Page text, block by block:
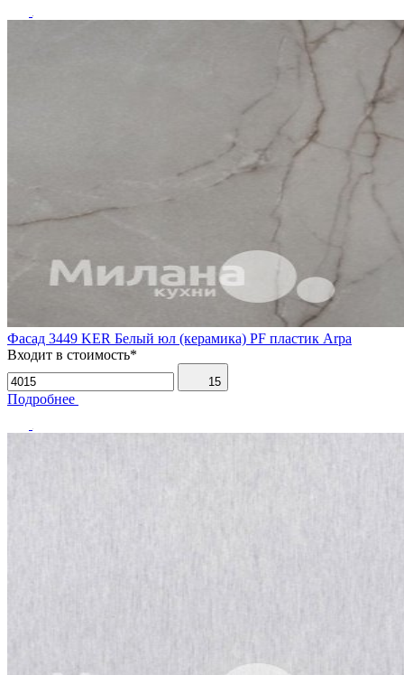
Фасад 3449 KER Белый юл (керамика) PF пластик Arpa
Входит в стоимость*
15
Подробнее